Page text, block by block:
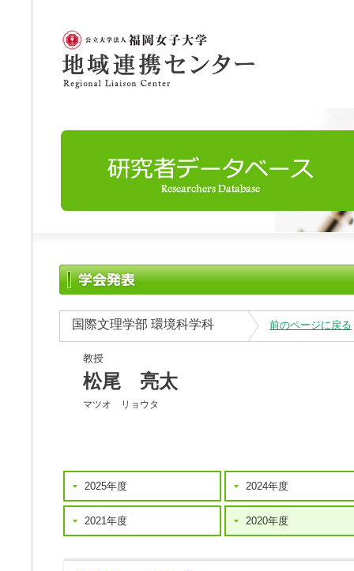
国際文理学部 環境科学科 前のページに戻る
教授
松尾 亮太
マツオ リョウタ
2025年度 2024年度
2021年度 2020年度